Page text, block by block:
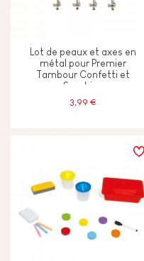
2 - 3 ans
4-5 4 - 5 ans
Moins de 2 ans
JANOD S'ENGAGE
Lot de peaux et axes en
métal pour Premier
Tambour Confetti et
Sunshine
3,99 €